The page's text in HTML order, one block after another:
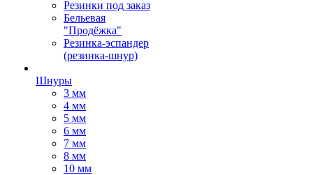
Резинки под заказ
Бельевая
"Продёжка"
Резинка-эспандер
(резинка-шнур)
Шнуры
3 мм
4 мм
5 мм
6 мм
7 мм
8 мм
10 мм